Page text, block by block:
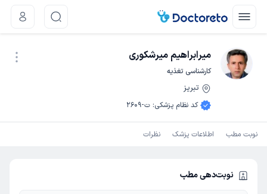
میرابراهیم میرشکوری
کارشناسی تغذیه
تبریز
کد نظام پزشکی: ت-2609
نوبت مطب اطلاعات پزشک نظرات
نوبت‌دهی مطب